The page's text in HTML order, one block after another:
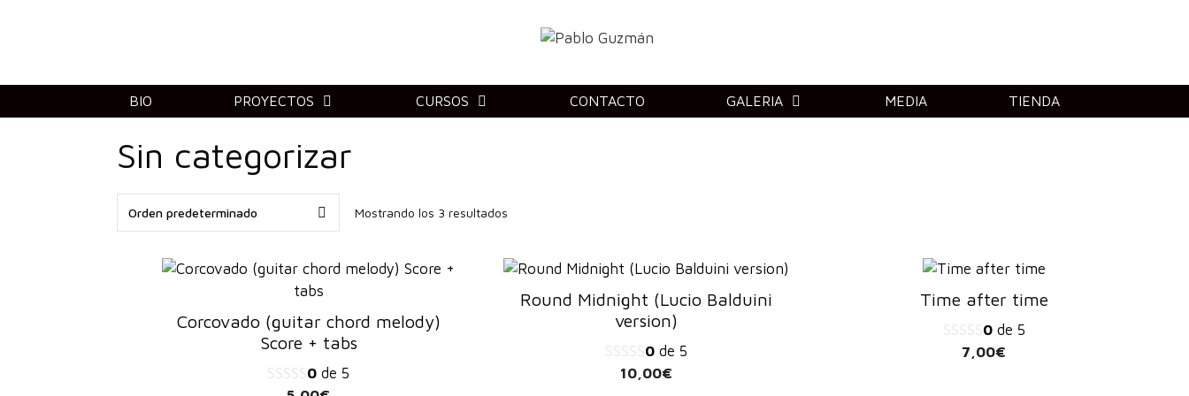
BIO PROYECTOS CURSOS CONTACTO GALERIA MEDIA TIENDA
Sin categorizar
Mostrando los 3 resultados
Corcovado (guitar chord melody)
Score + tabs
0 de 5
Round Midnight (Lucio Balduini
version)
0de 5
10,00€
Time after time
0de 5
7,00€